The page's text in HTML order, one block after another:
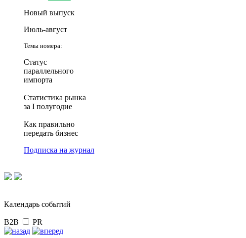
Новый выпуск
Июль-август
Темы номера:
Статус
параллельного
импорта
Статистика рынка
за I полугодие
Как правильно
передать бизнес
Подписка на журнал
Календарь событий
B2B PR